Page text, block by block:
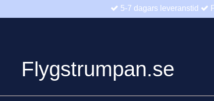
5-7 dagars leveranstid
Flygstrumpan.se